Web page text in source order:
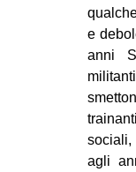
e
anni
agli